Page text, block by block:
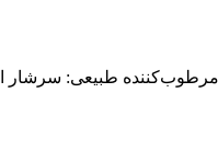
طبیعی: سرشار